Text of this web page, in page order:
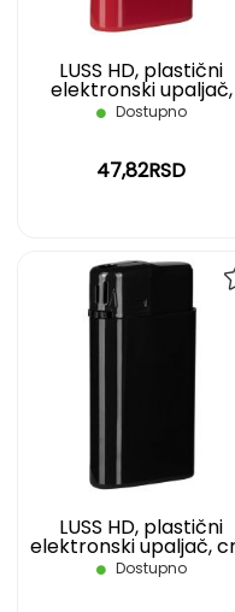
LUSS HD, plastični
elektronski upaljač,
crveni
Dostupno
47,82RSD
LUSS HD, plastični
elektronski upaljač,
Dostupno